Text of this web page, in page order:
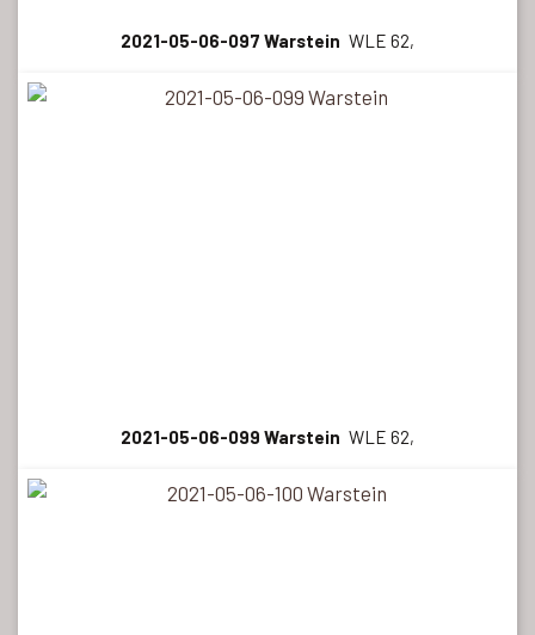
2021-05-06-097 Warstein WLE 62,
2021-05-06-099 Warstein WLE 62,